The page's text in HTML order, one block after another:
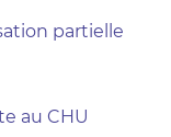
partielle
au CHU